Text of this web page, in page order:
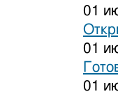
01
01
01